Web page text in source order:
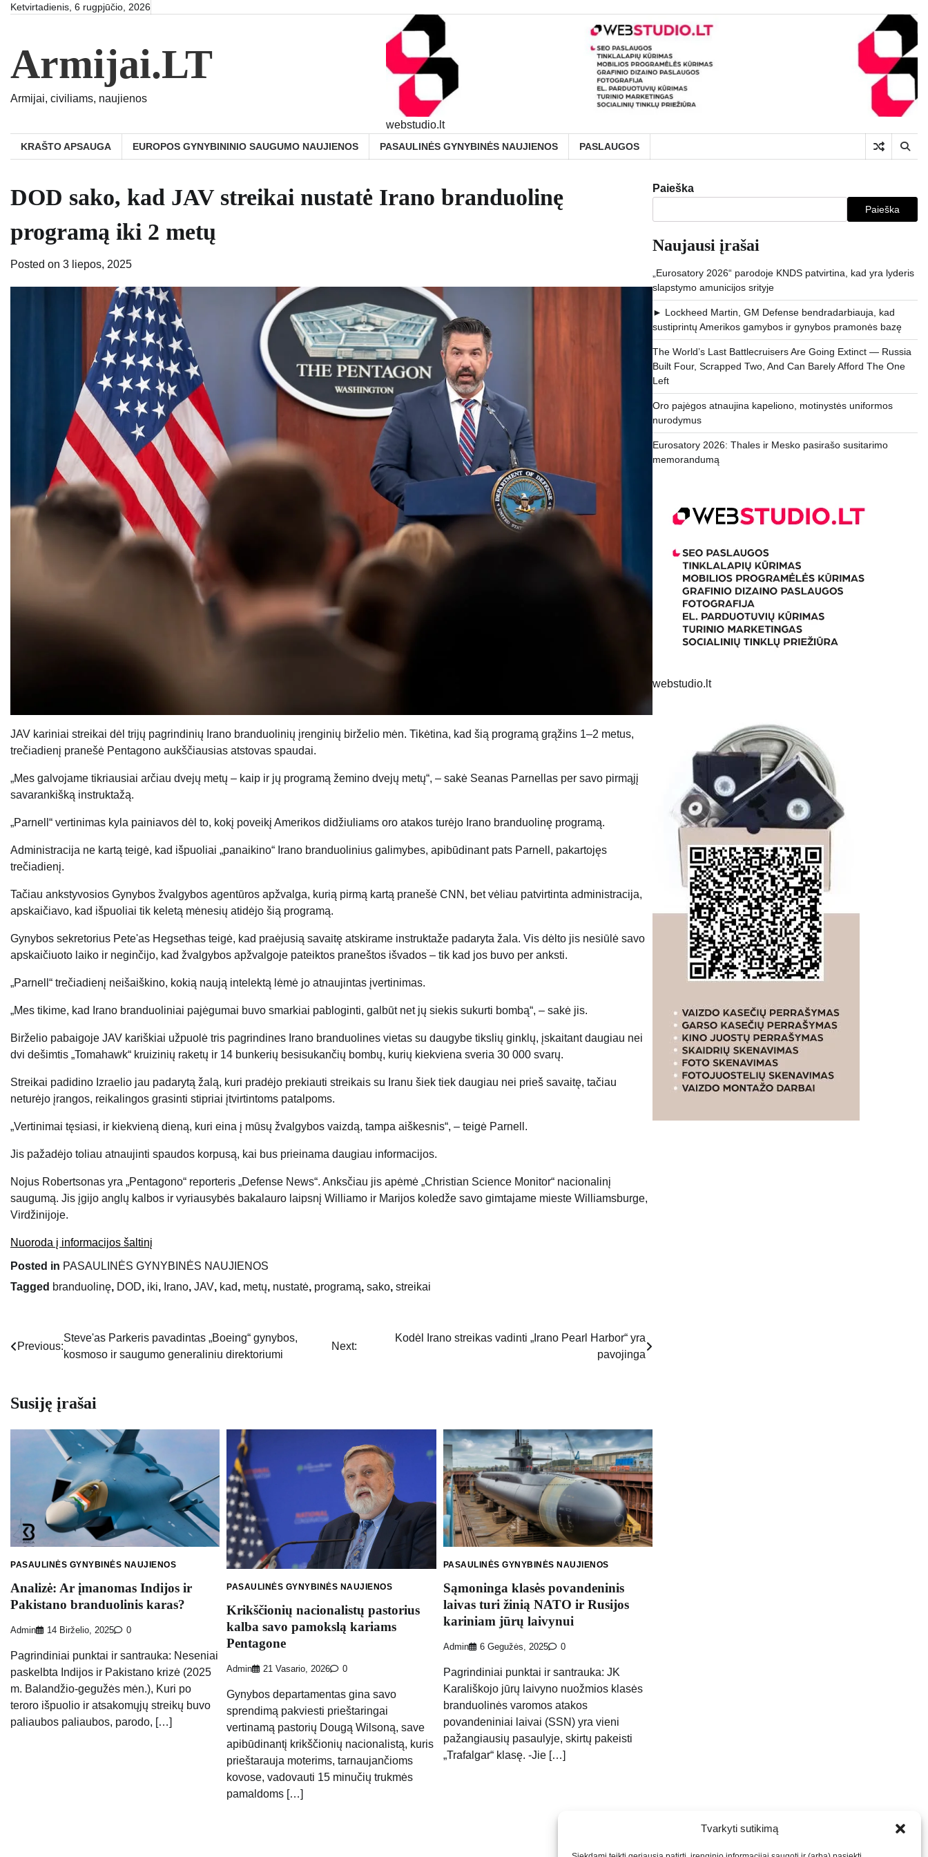
Tvarkyti sutikimą
SkipKetvirtadienis, 6 rugpjūčio, 2026
Armijai.LT
Armijai, civiliams, naujienos
webstudio.lt
KRAŠTO APSAUGA EUROPOS GYNYBININIO SAUGUMO NAUJIENOS PASAULINĖS GYNYBINĖS NAUJIENOS PASLAUGOS
DOD sako, kad JAV streikai nustatė Irano branduolinę
programą iki 2 metų
Posted on 3 liepos, 2025
JAV kariniai streikai dėl trijų pagrindinių Irano branduolinių įrenginių birželio mėn. Tikėtina, kad šią programą grąžins 1–2 metus,
trečiadienį pranešė Pentagono aukščiausias atstovas spaudai.
„Mes galvojame tikriausiai arčiau dvejų metų – kaip ir jų programą žemino dvejų metų“, – sakė Seanas Parnellas per savo pirmąjį
savarankišką instruktažą.
„Parnell“ vertinimas kyla painiavos dėl to, kokį poveikį Amerikos didžiuliams oro atakos turėjo Irano branduolinę programą.
Administracija ne kartą teigė, kad išpuoliai „panaikino“ Irano branduolinius galimybes, apibūdinant pats Parnell, pakartojęs
trečiadienį.
Tačiau ankstyvosios Gynybos žvalgybos agentūros apžvalga, kurią pirmą kartą pranešė CNN, bet vėliau patvirtinta administracija,
apskaičiavo, kad išpuoliai tik keletą mėnesių atidėjo šią programą.
Gynybos sekretorius Pete'as Hegsethas teigė, kad praėjusią savaitę atskirame instruktaže padaryta žala. Vis dėlto jis nesiūlė savo
apskaičiuoto laiko ir neginčijo, kad žvalgybos apžvalgoje pateiktos praneštos išvados – tik kad jos buvo per anksti.
„Parnell“ trečiadienį neišaiškino, kokią naują intelektą lėmė jo atnaujintas įvertinimas.
„Mes tikime, kad Irano branduoliniai pajėgumai buvo smarkiai pabloginti, galbūt net jų siekis sukurti bombą“, – sakė jis.
Birželio pabaigoje JAV kariškiai užpuolė tris pagrindines Irano branduolines vietas su daugybe tikslių ginklų, įskaitant daugiau nei
dvi dešimtis „Tomahawk“ kruizinių raketų ir 14 bunkerių besisukančių bombų, kurių kiekviena sveria 30 000 svarų.
Streikai padidino Izraelio jau padarytą žalą, kuri pradėjo prekiauti streikais su Iranu šiek tiek daugiau nei prieš savaitę, tačiau
neturėjo įrangos, reikalingos grasinti stipriai įtvirtintoms patalpoms.
„Vertinimai tęsiasi, ir kiekvieną dieną, kuri eina į mūsų žvalgybos vaizdą, tampa aiškesnis“, – teigė Parnell.
Jis pažadėjo toliau atnaujinti spaudos korpusą, kai bus prieinama daugiau informacijos.
Nojus Robertsonas yra „Pentagono“ reporteris „Defense News“. Anksčiau jis apėmė „Christian Science Monitor“ nacionalinį
saugumą. Jis įgijo anglų kalbos ir vyriausybės bakalauro laipsnį Williamo ir Marijos koledže savo gimtajame mieste Williamsburge,
Virdžinijoje.
Nuoroda į informacijos šaltinį
Posted in PASAULINĖS GYNYBINĖS NAUJIENOS
Tagged branduolinę, DOD, iki, Irano, JAV, kad, metų, nustatė, programą, sako, streikai
Navigacija
Previous:
Steve'as Parkeris pavadintas „Boeing“ gynybos,
kosmoso ir saugumo generaliniu direktoriumi
Next:
Kodėl Irano streikas vadinti „Irano Pearl Harbor“ yra
pavojinga
Susiję įrašai
PASAULINĖS GYNYBINĖS NAUJIENOS
Analizė: Ar įmanomas Indijos ir
Pakistano branduolinis karas?
Admin 14 Birželio, 2025 0
Pagrindiniai punktai ir santrauka: Neseniai
paskelbta Indijos ir Pakistano krizė (2025
m. Balandžio-gegužės mėn.), Kuri po
teroro išpuolio ir atsakomųjų streikų buvo
paliaubos paliaubos, parodo, […]
PASAULINĖS GYNYBINĖS NAUJIENOS
Krikščionių nacionalistų pastorius
kalba savo pamokslą kariams
Pentagone
Admin 21 Vasario, 2026 0
Gynybos departamentas gina savo
sprendimą pakviesti prieštaringai
vertinamą pastorių Dougą Wilsoną, save
apibūdinantį krikščionių nacionalistą, kuris
prieštarauja moterims, tarnaujančioms
kovose, vadovauti 15 minučių trukmės
pamaldoms […]
PASAULINĖS GYNYBINĖS NAUJIENOS
Sąmoninga klasės povandeninis
laivas turi žinią NATO ir Rusijos
kariniam jūrų laivynui
Admin 6 Gegužės, 2025 0
Pagrindiniai punktai ir santrauka: JK
Karališkojo jūrų laivyno nuožmios klasės
branduolinės varomos atakos
povandeniniai laivai (SSN) yra vieni
pažangiausių pasaulyje, skirtų pakeisti
„Trafalgar“ klasę. -Jie […]
Paieška
Paieška
Naujausi įrašai
„Eurosatory 2026“ parodoje KNDS patvirtina, kad yra lyderis
slapstymo amunicijos srityje
► Lockheed Martin, GM Defense bendradarbiauja, kad
sustiprintų Amerikos gamybos ir gynybos pramonės bazę
The World’s Last Battlecruisers Are Going Extinct — Russia
Built Four, Scrapped Two, And Can Barely Afford The One
Left
Oro pajėgos atnaujina kapeliono, motinystės uniformos
nurodymus
Eurosatory 2026: Thales ir Mesko pasirašo susitarimo
memorandumą
webstudio.lt